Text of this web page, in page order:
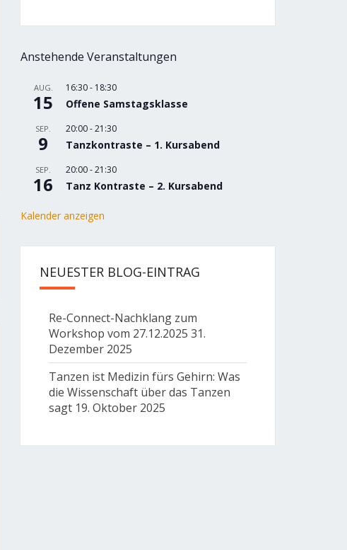
Anstehende Veranstaltungen
AUG.
15
16:30- 18:30
Offene Samstagsklasse
SEP.
9
20:00-21:30
Tanzkontraste – 1. Kursabend
SEP.
16
20:00-21:30
Tanz Kontraste – 2. Kursabend
Kalender anzeigen
NEUESTER BLOG-EINTRAG
Re-Connect-Nachklang zum
Workshop vom 27.12.2025 31.
Dezember 2025
Tanzen ist Medizin fürs Gehirn: Was
die Wissenschaft über das Tanzen
sagt 19. Oktober 2025